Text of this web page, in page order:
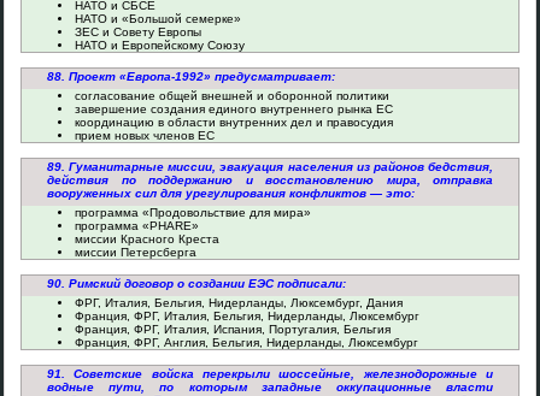
НАТО и СБСЕ
НАТО и «Большой семерке»
ЗЕС и Совету Европы
НАТО и Европейскому Союзу
88. Проект «Европа-1992» предусматривает:
согласование общей внешней и оборонной политики
завершение создания единого внутреннего рынка ЕС
координацию в области внутренних дел и правосудия
прием новых членов ЕС
89. Гуманитарные миссии, эвакуация населения из районов бедствия,
действия по поддержанию и восстановлению мира, отправка
вооруженных сил для урегулирования конфликтов — это:
программа «Продовольствие для мира»
программа «PHARE»
миссии Красного Креста
миссии Петерсберга
90. Римский договор о создании ЕЭС подписали:
ФРГ, Италия, Бельгия, Нидерланды, Люксембург, Дания
Франция, ФРГ, Италия, Бельгия, Нидерланды, Люксембург
Франция, ФРГ, Италия, Испания, Португалия, Бельгия
Франция, ФРГ, Англия, Бельгия, Нидерланды, Люксембург
91. Советские войска перекрыли шоссейные, железнодорожные и
водные пути, по которым западные оккупационные власти